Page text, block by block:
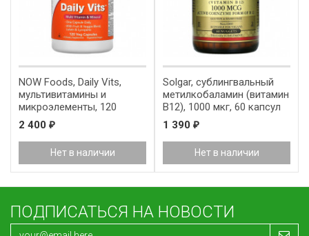
NOW Foods, Daily Vits,
мультивитамины и
микроэлементы, 120
вегетарианских капсул
2 400 ₽
Нет в наличии
Solgar, сублингвальный
метилкобаламин (витамин
B12), 1000 мкг, 60 капсул
1 390 ₽
Нет в наличии
ПОДПИСАТЬСЯ НА НОВОСТИ